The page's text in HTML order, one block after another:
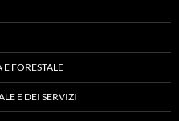
FORESTALE
E DEI SERVIZI